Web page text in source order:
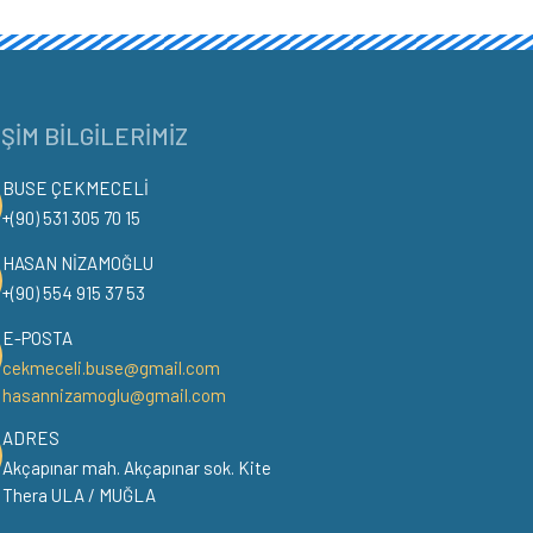
BILGILERIMIZ
BUSE ÇEKMECELİ
+(90) 531 305 70 15
HASAN NİZAMOĞLU
+(90) 554 915 37 53
E-POSTA
cekmeceli.buse@gmail.com
hasannizamoglu@gmail.com
ADRES
Akçapınar mah. Akçapınar sok. Kite
Thera ULA / MUĞLA